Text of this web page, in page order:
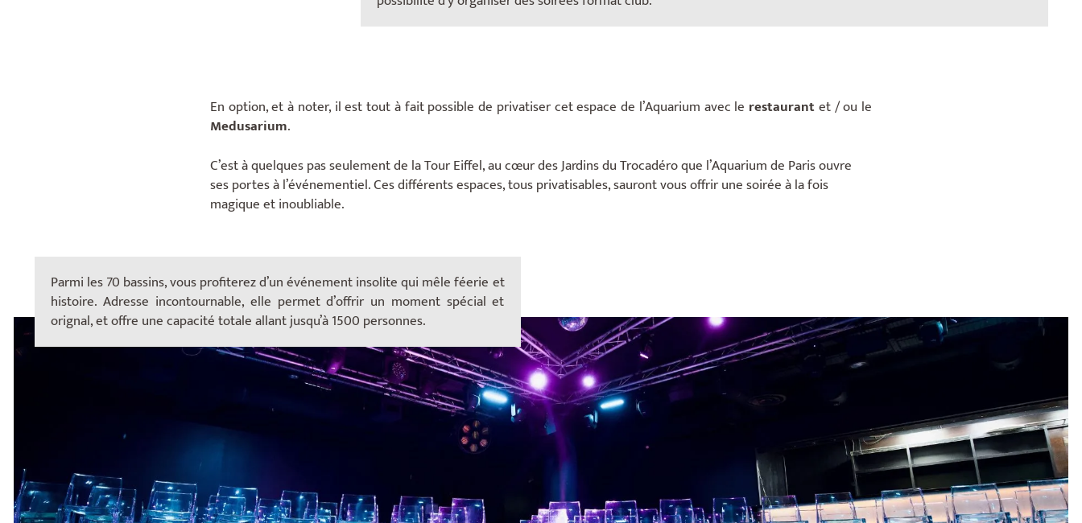
En option, et à noter, il est tout à fait possible de privatiser cet espace de l’Aquarium avec le restaurantet / ou le
Medusarium.
C’est à quelques pas seulement de la Tour Eiffel, au cœur des Jardins du Trocadéro que l’Aquarium de Paris ouvre
ses portes à l’événementiel. Ces différents espaces, tous privatisables, sauront vous offrir une soirée à la fois
magique et inoubliable.
Parmi les 70 bassins, vous profiterez d’un événement insolite qui mêle féerie et
histoire. Adresse incontournable, elle permet d’offrir un moment spécial et
orignal, et offre une capacité totale allant jusqu’à 1500 personnes.